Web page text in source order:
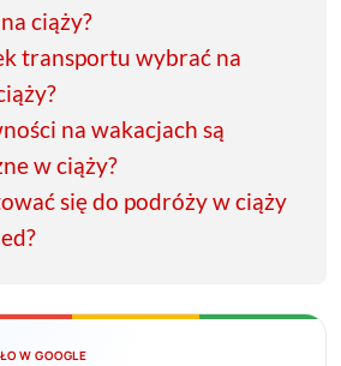
ciąży?
transportu wybrać na
na wakacjach są
w ciąży?
się do podróży w ciąży
W GOOGLE